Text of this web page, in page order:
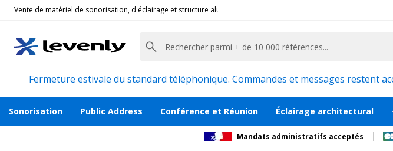
Vente de matériel de sonorisation, d'éclairage et structure alu pour l'évènementiel et la communication, stand
Fermeture estivale du standard téléphonique. Commandes et messages restent
Sonorisation Public Address Conférence et Réunion Éclairage architectural
Mandats administratifs acceptés